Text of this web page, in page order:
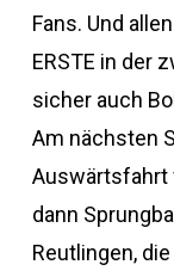
Fans. Und
ERSTE in der
sicher auch
Am nächsten
Auswärtsfahrt
dann
Reutlingen,